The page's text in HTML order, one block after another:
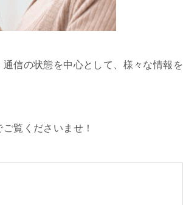
信の状態を中心として、様々な情報を
覧くださいませ！